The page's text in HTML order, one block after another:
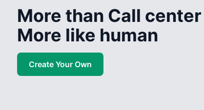
More than Call center
More like human
Create Your Own